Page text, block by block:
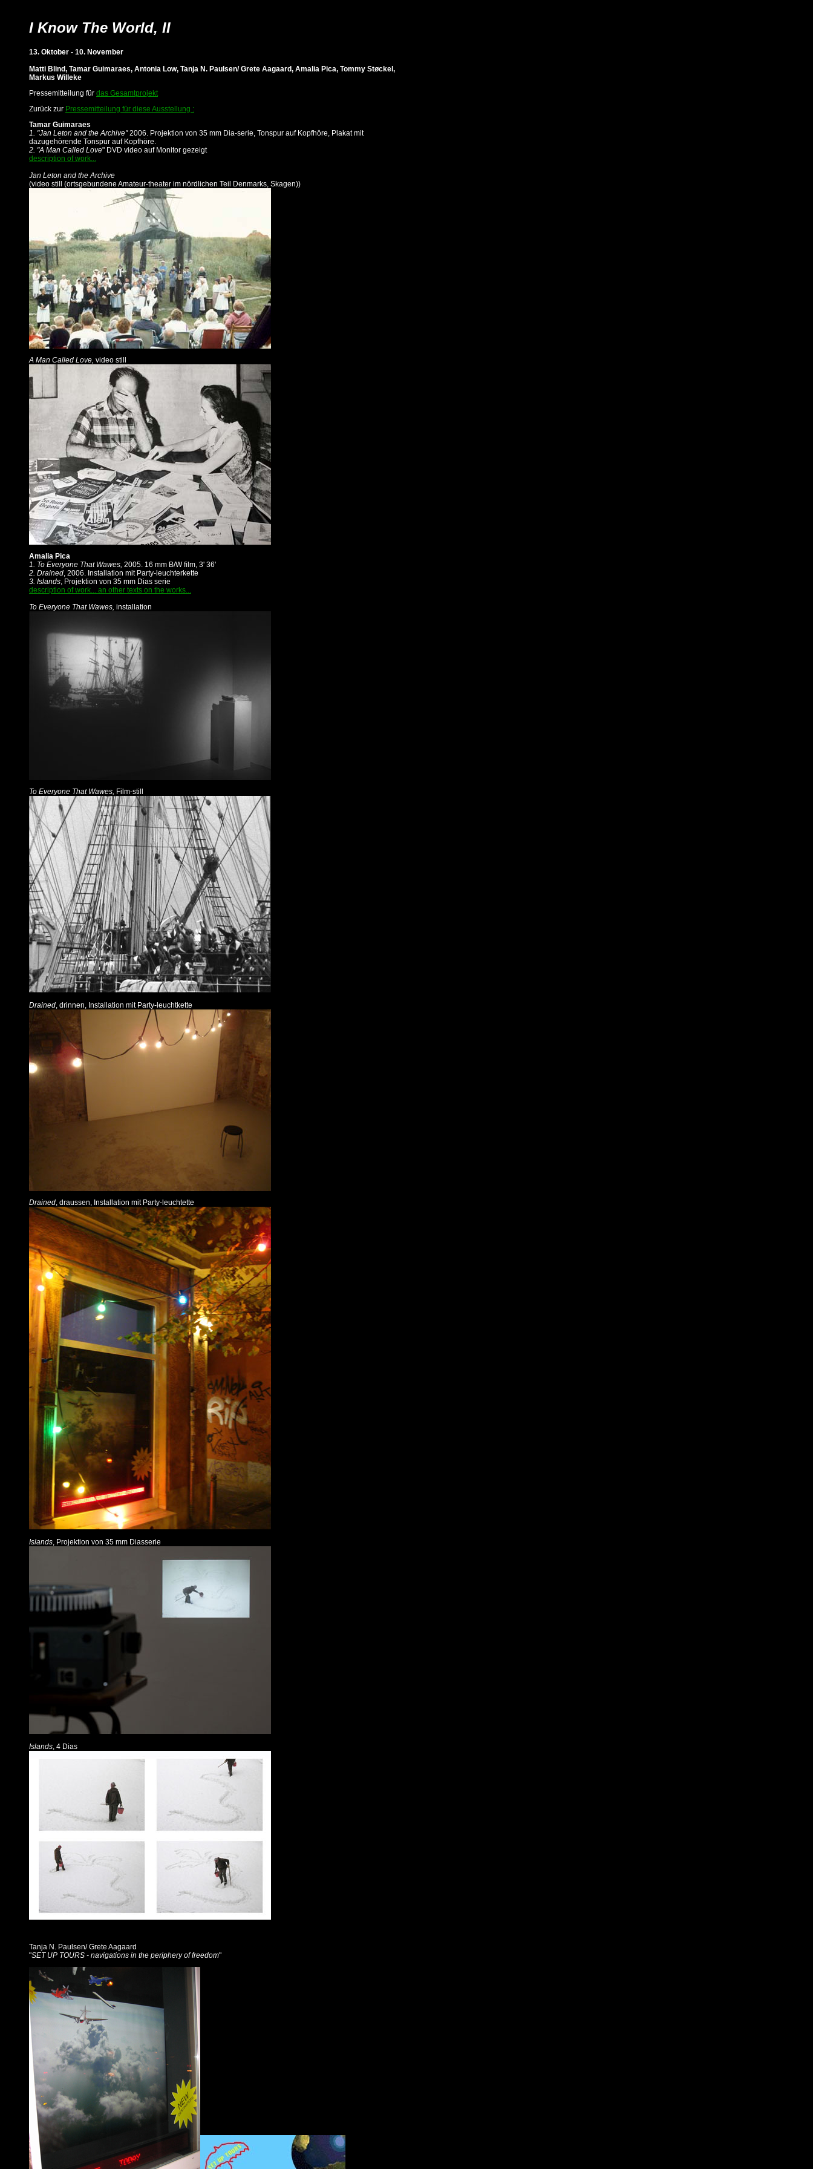
I Know The World, II
13. Oktober - 10. November
Matti Blind, Tamar Guimaraes, Antonia Low, Tanja N. Paulsen/ Grete Aagaard, Amalia Pica, Tommy Støckel,
Markus Willeke
Pressemitteilung für das Gesamtprojekt
Zurück zur Pressemitteilung für diese Ausstellung :
Tamar Guimaraes
1. "Jan Leton and the Archive"2006. Projektion von 35 mm Dia-serie, Tonspur auf Kopfhöre, Plakat mit
dazugehörende Tonspur auf Kopfhöre.
2. "A Man Called Love" DVD video auf Monitor gezeigt
description of work...
Jan Leton and the Archive
(video still (ortsgebundene Amateur-theater im nördlichen Teil Denmarks, Skagen))
A Man Called Love, video still
Amalia Pica
1. To Everyone That Wawes, 2005. 16 mm B/W film, 3' 36'
2. Drained , 2006. Installation mit Party-leuchterkette
3. Islands , Projektion von 35 mm Dias serie
description of work... an other texts on the works...
To Everyone That Wawes, installation
To Everyone That Wawes, Film-still
Drained , drinnen, Installation mit Party-leuchtkette
Drained , draussen, Installation mit Party-leuchtette
Islands , Projektion von 35 mm Diasserie
Islands , 4 Dias
Tanja N. Paulsen/ Grete Aagaard
"SET UP TOURS - navigations in the periphery of freedom"